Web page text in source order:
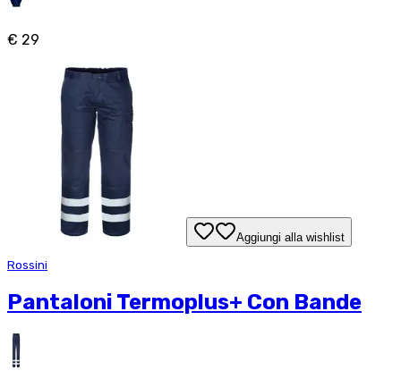
€ 29
Aggiungi alla wishlist
Rossini
Pantaloni Termoplus+ Con Bande